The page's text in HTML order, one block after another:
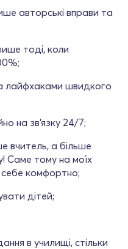
авторські вправи та
тоді, коли
лайфхаками швидкого
на зв'язку 24/7;
вчитель, а більше
Саме тому на моїх
себе комфортно;
дітей;
в училищі, стільки